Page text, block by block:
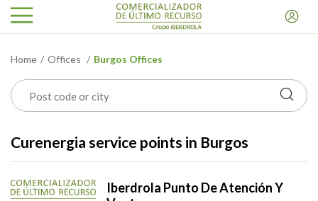
Home Offices Burgos Offices
Curenergia service points in Burgos
Iberdrola Punto De Atención Y